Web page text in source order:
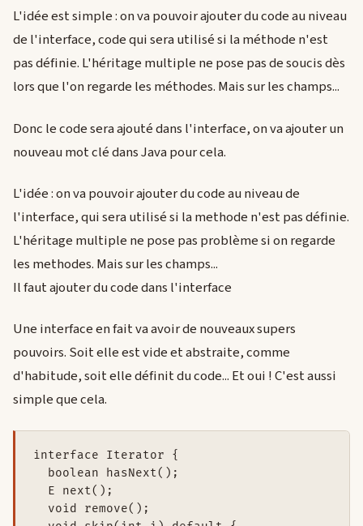
L'idée est simple : on va pouvoir ajouter du code au niveau
de l'interface, code qui sera utilisé si la méthode n'est
pas définie. L'héritage multiple ne pose pas de soucis dès
lors que l'on regarde les méthodes. Mais sur les champs...
Donc le code sera ajouté dans l'interface, on va ajouter un
nouveau mot clé dans Java pour cela.
L'idée : on va pouvoir ajouter du code au niveau de
l'interface, qui sera utilisé si la methode n'est pas définie.
L'héritage multiple ne pose pas problème si on regarde
les methodes. Mais sur les champs...
Il faut ajouter du code dans l'interface
Une interface en fait va avoir de nouveaux supers
pouvoirs. Soit elle est vide et abstraite, comme
d'habitude, soit elle définit du code... Et oui ! C'est aussi
simple que cela.
interface Iterator {
  boolean hasNext();
  E next();
  void remove();